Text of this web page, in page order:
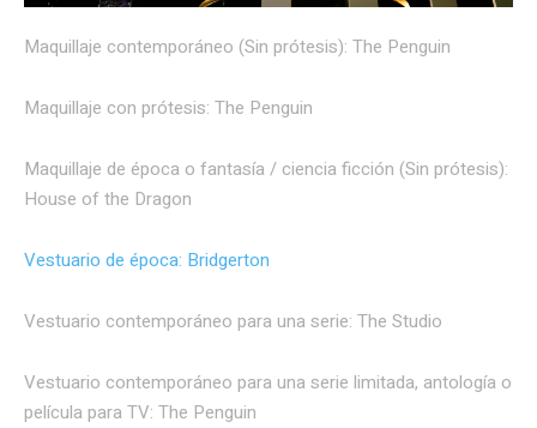
Maquillaje contemporáneo (Sin prótesis): The Penguin
Maquillaje con prótesis: The Penguin
Maquillaje de época o fantasía / ciencia ficción (Sin prótesis):
House of the Dragon
Vestuario de época: Bridgerton
Vestuario contemporáneo para una serie: The Studio
Vestuario contemporáneo para una serie limitada, antología o
película para TV: The Penguin